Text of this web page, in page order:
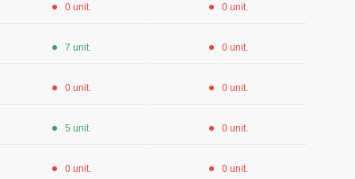
0 unit. 0 unit.
7 unit. 0 unit.
0 unit. 0 unit.
5 unit. 0 unit.
0 unit. 0 unit.